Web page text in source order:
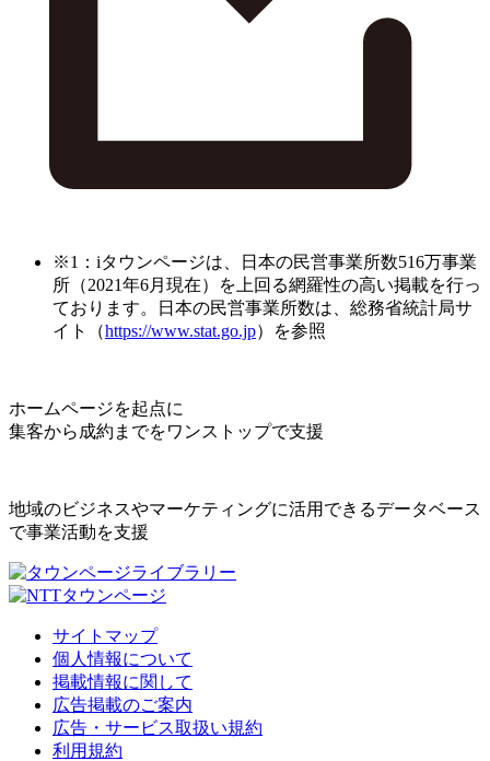
※1：iタウンページは、日本の民営事業所数516万事業
所（2021年6月現在）を上回る網羅性の高い掲載を行っ
ております。日本の民営事業所数は、総務省統計局サ
イト（https://www.stat.go.jp）を参照
ホームページを起点に
集客から成約までをワンストップで支援
地域のビジネスやマーケティングに活用できるデータベース
で事業活動を支援
サイトマップ
個人情報について
掲載情報に関して
広告掲載のご案内
広告・サービス取扱い規約
利用規約